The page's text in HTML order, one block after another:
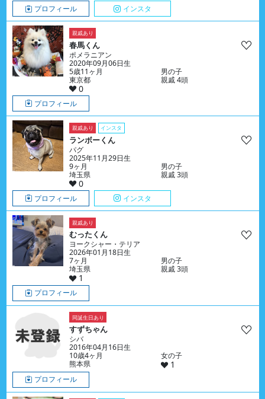
プロフィール インスタ
親戚あり
春馬くん
ポメラニアン
2020年09月06日生
5歳11ヶ月
男の子
東京都
親戚 4頭
0
プロフィール
親戚あり インスタ
ランボーくん
パグ
2025年11月29日生
9ヶ月
男の子
埼玉県
親戚 3頭
0
プロフィール インスタ
親戚あり
むったくん
ヨークシャー・テリア
2026年01月18日生
7ヶ月
男の子
埼玉県
親戚 3頭
1
プロフィール
同誕生日あり
すずちゃん
シバ
2016年04月16日生
10歳4ヶ月
女の子
熊本県
1
プロフィール